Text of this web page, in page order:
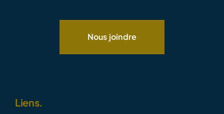
Nous joindre
Liens.